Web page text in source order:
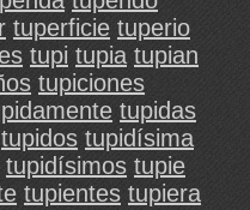
tuperficie tuperio
tupi tupia tupian
tupiciones
tupidas
tupidos tupidísima
tupidísimos tupie
tupientes tupiera